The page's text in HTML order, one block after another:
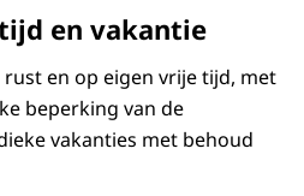
en vakantie
en op eigen vrije tijd, met
beperking van de
vakanties met behoud